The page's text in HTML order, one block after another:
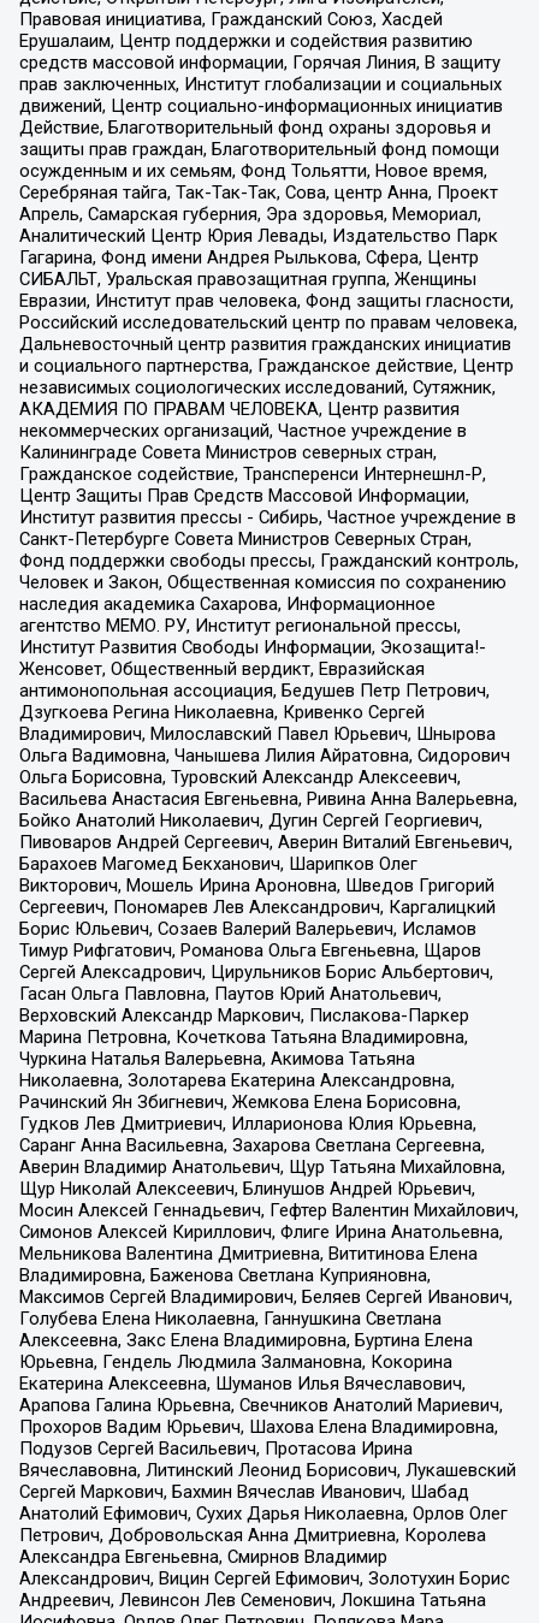
Правовая инициатива, Гражданский Союз, Хасдей
Ерушалаим, Центр поддержки и содействия развитию
средств массовой информации, Горячая Линия, В защиту
прав заключенных, Институт глобализации и социальных
движений, Центр социально-информационных инициатив
Действие, Благотворительный фонд охраны здоровья и
защиты прав граждан, Благотворительный фонд помощи
осужденным и их семьям, Фонд Тольятти, Новое время,
Серебряная тайга, Так-Так-Так, Сова, центр Анна, Проект
Апрель, Самарская губерния, Эра здоровья, Мемориал,
Аналитический Центр Юрия Левады, Издательство Парк
Гагарина, Фонд имени Андрея Рылькова, Сфера, Центр
СИБАЛЬТ, Уральская правозащитная группа, Женщины
Евразии, Институт прав человека, Фонд защиты гласности,
Российский исследовательский центр по правам человека,
Дальневосточный центр развития гражданских инициатив
и социального партнерства, Гражданское действие, Центр
независимых социологических исследований, Сутяжник,
АКАДЕМИЯ ПО ПРАВАМ ЧЕЛОВЕКА, Центр развития
некоммерческих организаций, Частное учреждение в
Калининграде Совета Министров северных стран,
Гражданское содействие, Трансперенси Интернешнл-Р,
Центр Защиты Прав Средств Массовой Информации,
Институт развития прессы - Сибирь, Частное учреждение в
Санкт-Петербурге Совета Министров Северных Стран,
Фонд поддержки свободы прессы, Гражданский контроль,
Человек и Закон, Общественная комиссия по сохранению
наследия академика Сахарова, Информационное
агентство МЕМО. РУ, Институт региональной прессы,
Институт Развития Свободы Информации, Экозащита!-
Женсовет, Общественный вердикт, Евразийская
антимонопольная ассоциация, Бедушев Петр Петрович,
Дзугкоева Регина Николаевна, Кривенко Сергей
Владимирович, Милославский Павел Юрьевич, Шнырова
Ольга Вадимовна, Чанышева Лилия Айратовна, Сидорович
Ольга Борисовна, Туровский Александр Алексеевич,
Васильева Анастасия Евгеньевна, Ривина Анна Валерьевна,
Бойко Анатолий Николаевич, Дугин Сергей Георгиевич,
Пивоваров Андрей Сергеевич, Аверин Виталий Евгеньевич,
Барахоев Магомед Бекханович, Шарипков Олег
Викторович, Мошель Ирина Ароновна, Шведов Григорий
Сергеевич, Пономарев Лев Александрович, Каргалицкий
Борис Юльевич, Созаев Валерий Валерьевич, Исламов
Тимур Рифгатович, Романова Ольга Евгеньевна, Щаров
Сергей Алексадрович, Цирульников Борис Альбертович,
Гасан Ольга Павловна, Паутов Юрий Анатольевич,
Верховский Александр Маркович, Пислакова-Паркер
Марина Петровна, Кочеткова Татьяна Владимировна,
Чуркина Наталья Валерьевна, Акимова Татьяна
Николаевна, Золотарева Екатерина Александровна,
Рачинский Ян Збигневич, Жемкова Елена Борисовна,
Гудков Лев Дмитриевич, Илларионова Юлия Юрьевна,
Саранг Анна Васильевна, Захарова Светлана Сергеевна,
Аверин Владимир Анатольевич, Щур Татьяна Михайловна,
Щур Николай Алексеевич, Блинушов Андрей Юрьевич,
Мосин Алексей Геннадьевич, Гефтер Валентин Михайлович,
Симонов Алексей Кириллович, Флиге Ирина Анатольевна,
Мельникова Валентина Дмитриевна, Вититинова Елена
Владимировна, Баженова Светлана Куприяновна,
Максимов Сергей Владимирович, Беляев Сергей Иванович,
Голубева Елена Николаевна, Ганнушкина Светлана
Алексеевна, Закс Елена Владимировна, Буртина Елена
Юрьевна, Гендель Людмила Залмановна, Кокорина
Екатерина Алексеевна, Шуманов Илья Вячеславович,
Арапова Галина Юрьевна, Свечников Анатолий Мариевич,
Прохоров Вадим Юрьевич, Шахова Елена Владимировна,
Подузов Сергей Васильевич, Протасова Ирина
Вячеславовна, Литинский Леонид Борисович, Лукашевский
Сергей Маркович, Бахмин Вячеслав Иванович, Шабад
Анатолий Ефимович, Сухих Дарья Николаевна, Орлов Олег
Петрович, Добровольская Анна Дмитриевна, Королева
Александра Евгеньевна, Смирнов Владимир
Александрович, Вицин Сергей Ефимович, Золотухин Борис
Андреевич, Левинсон Лев Семенович, Локшина Татьяна